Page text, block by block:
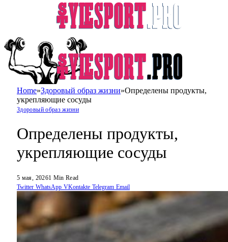
Home»Здоровый образ жизни»Определены продукты,
укрепляющие сосуды
Здоровый образ жизни
Определены продукты,
укрепляющие сосуды
5 мая, 20261 Min Read
Twitter WhatsApp VKontakte Telegram Email